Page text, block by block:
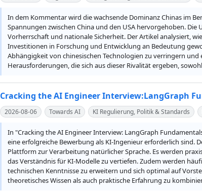
In dem Kommentar wird die wachsende Dominanz Chinas im
Spannungen zwischen China und den USA hervorgehoben.
Vorherrschaft und nationale Sicherheit. Der Artikel analysiert,
Investitionen in Forschung und Entwicklung an Bedeutung
Abhängigkeit von chinesischen Technologien zu verringern
Herausforderungen, die sich aus dieser Rivalität ergeben,
Cracking the AI Engineer Interview:LangGraph
2026-08-06 Towards AI KI Regulierung, Politik & Standards
In "Cracking the AI Engineer Interview: LangGraph
eine erfolgreiche Bewerbung als KI-Ingenieur erforderlich sind.
Plattform zur Verarbeitung natürlicher Sprache. Es werden
das Verständnis für KI-Modelle zu vertiefen. Zudem werden
technischen Kenntnisse zu erweitern und sich optimal auf
theoretisches Wissen als auch praktische Erfahrung zu